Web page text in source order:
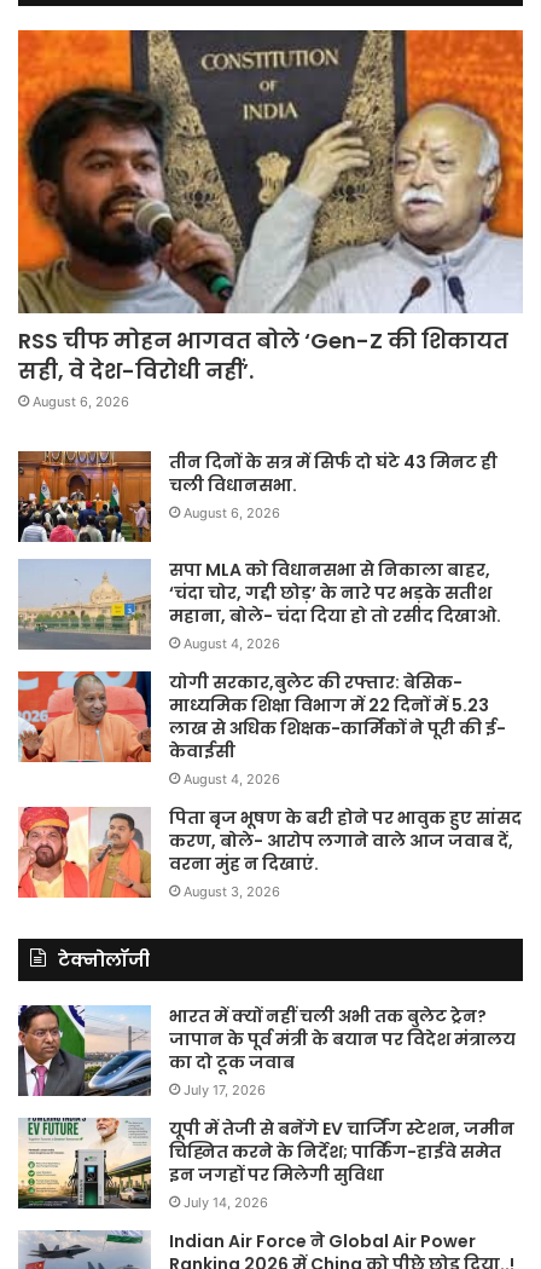
RSS चीफ मोहन भागवत बोले ‘Gen-Z की शिकायत
सही, वे देश-विरोधी नहीं’.
August 6, 2026
तीन दिनों के सत्र में सिर्फ दो घंटे 43 मिनट ही
चली विधानसभा.
August 6, 2026
सपा MLA को विधानसभा से निकाला बाहर,
‘चंदा चोर, गद्दी छोड़’ के नारे पर भड़के सतीश
महाना, बोले- चंदा दिया हो तो रसीद दिखाओ.
August 4, 2026
योगी सरकार,बुलेट की रफ्तार: बेसिक-
माध्यमिक शिक्षा विभाग में 22 दिनों में 5.23
लाख से अधिक शिक्षक-कार्मिकों ने पूरी की ई-
केवाईसी
August 4, 2026
पिता बृज भूषण के बरी होने पर भावुक हुए सांसद
करण, बोले- आरोप लगाने वाले आज जवाब दें,
वरना मुंह न दिखाएं.
August 3, 2026
टेक्नोलॉजी
भारत में क्यों नहीं चली अभी तक बुलेट ट्रेन?
जापान के पूर्व मंत्री के बयान पर विदेश मंत्रालय
का दो टूक जवाब
July 17, 2026
यूपी में तेजी से बनेंगे EV चार्जिंग स्टेशन, जमीन
चिह्नित करने के निर्देश; पार्किंग-हाईवे समेत
इन जगहों पर मिलेगी सुविधा
July 14, 2026
Indian Air Force ने Global Air Power